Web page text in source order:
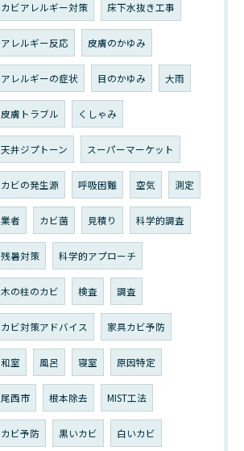
カビアレルギー対策 床下水抜き工事
アレルギー反応 皮膚のかゆみ
アレルギーの症状 目のかゆみ 大雨
皮膚トラブル くしゃみ
天井ジプトーン スーパーマーケット
カビの発生源 呼吸困難 空気 測定
業者 カビ菌 見積り 科学的調査
残暑対策 科学的アプローチ
木の柱のカビ 検査 調査
カビ対策アドバイス 家具カビ予防
和室 風呂 寝室 原因特定
尾西市 根本除去 MIST工法
カビ予防 黒いカビ 白いカビ